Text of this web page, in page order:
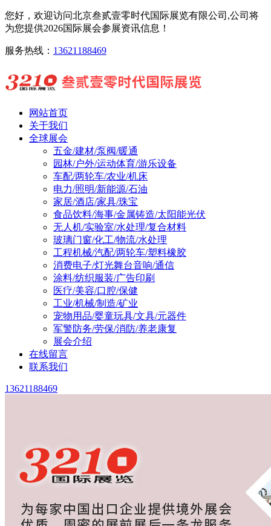
您好，欢迎访问北京叁贰壹零时代国际展览有限公司,公司将
为您提供2026国际展会参展资讯信息！
服务热线： 13621188469
网站首页
关于我们
全球展会
五金/建材/泵阀/暖通
园林/户外/运动体育/游乐设备
车配/两轮车/农业/机床
电力/照明/新能源/石油
家居/酒店/家具/珠宝
食品饮料/海事/金属铸造/太阳能光伏
无人机/实验室/水处理/复合材料
玻璃门窗/化工/物流/水处理
工程机械/汽配/两轮车/塑料橡胶
消费电子/灯光舞台音响/通信
涂料/纺织服装/广告印刷
医疗/美容/口腔/保健
工业/机械/制造/矿业
宠物用品/婴童玩具/文具/元器件
军警防务/劳保/消防/养老康复
展会介绍
在线留言
联系我们
13621188469